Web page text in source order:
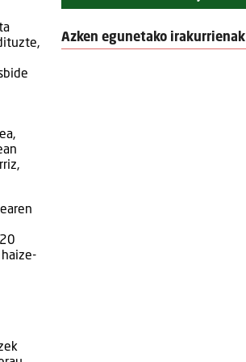
Azken egunetako irakurrienak